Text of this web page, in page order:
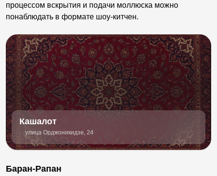
процессом вскрытия и подачи моллюска можно
понаблюдать в формате шоу-китчен.
Кашалот
улица Орджоникидзе, 24
Баран-Рапан